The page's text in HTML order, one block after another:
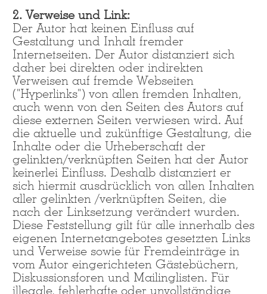
2. Verweise und Link:
Der Autor hat keinen Einfluss auf
Gestaltung und Inhalt fremder
Internetseiten. Der Autor distanziert sich
daher bei direkten oder indirekten
Verweisen auf fremde Webseiten
("Hyperlinks") von allen fremden Inhalten,
auch wenn von den Seiten des Autors auf
diese externen Seiten verwiesen wird. Auf
die aktuelle und zukünftige Gestaltung, die
Inhalte oder die Urheberschaft der
gelinkten/verknüpften Seiten hat der Autor
keinerlei Einfluss. Deshalb distanziert er
sich hiermit ausdrücklich von allen Inhalten
aller gelinkten /verknüpften Seiten, die
nach der Linksetzung verändert wurden.
Diese Feststellung gilt für alle innerhalb des
eigenen Internetangebotes gesetzten Links
und Verweise sowie für Fremdeinträge in
vom Autor eingerichteten Gästebüchern,
Diskussionsforen und Mailinglisten. Für
illegale, fehlerhafte oder unvollständige